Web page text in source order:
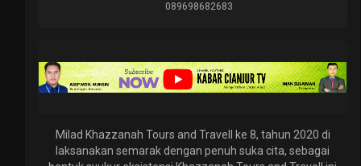
089698682683
Milad Khazzanah Tours and Travell ke 8, tahun 2020 di
laksanakan semarak dengan penuh suka cita, sebagai